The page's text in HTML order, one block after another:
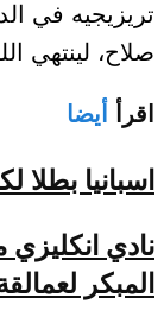
صلاح، لينتهي
اقرأ أيضا
اسبانيا بطلا
نادي
المبكر